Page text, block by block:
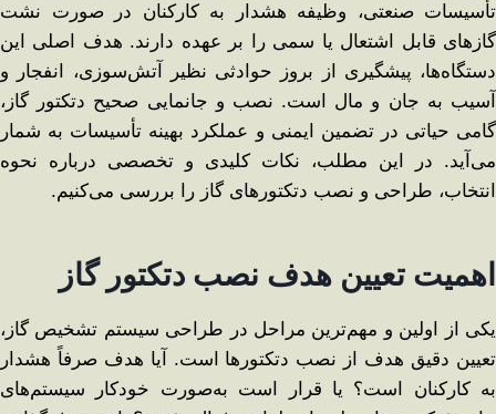
تأسیسات صنعتی، وظیفه هشدار به کارکنان در صورت نشت
گازهای قابل اشتعال یا سمی را بر عهده دارند. هدف اصلی این
دستگاه‌ها، پیشگیری از بروز حوادثی نظیر آتش‌سوزی، انفجار و
آسیب به جان و مال است. نصب و جانمایی صحیح دتکتور گاز،
گامی حیاتی در تضمین ایمنی و عملکرد بهینه تأسیسات به شمار
می‌آید. در این مطلب، نکات کلیدی و تخصصی درباره نحوه
انتخاب، طراحی و نصب دتکتورهای گاز را بررسی می‌کنیم.
اهمیت تعیین هدف نصب دتکتور گاز
یکی از اولین و مهم‌ترین مراحل در طراحی سیستم تشخیص گاز،
تعیین دقیق هدف از نصب دتکتورها است. آیا هدف صرفاً هشدار
به کارکنان است؟ یا قرار است به‌صورت خودکار سیستم‌های